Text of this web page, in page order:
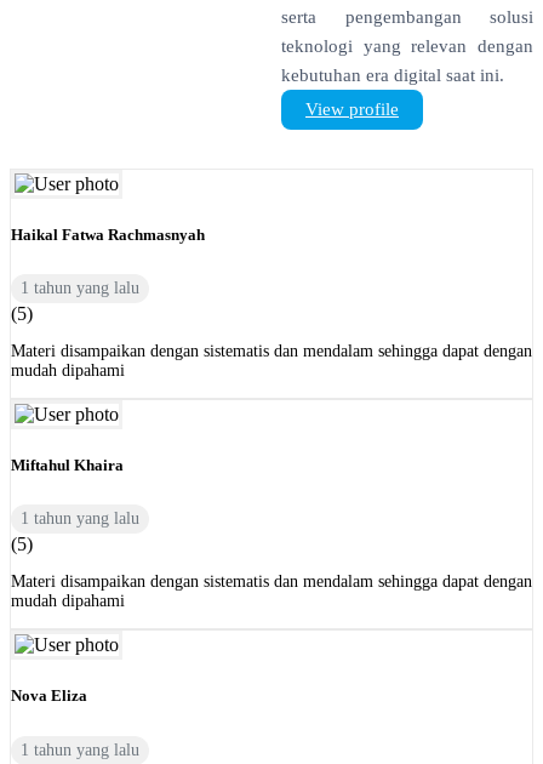
serta pengembangan solusi
teknologi yang relevan dengan
kebutuhan era digital saat ini.
View profile
Haikal Fatwa Rachmasnyah
1 tahun yang lalu
(5)
Materi disampaikan dengan sistematis dan mendalam sehingga dapat dengan
mudah dipahami
Miftahul Khaira
1 tahun yang lalu
(5)
Materi disampaikan dengan sistematis dan mendalam sehingga dapat dengan
mudah dipahami
Nova Eliza
1 tahun yang lalu